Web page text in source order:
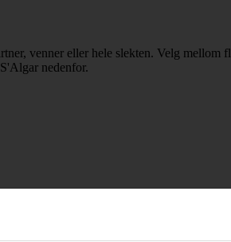
venner eller hele slekten. Velg
nedenfor.